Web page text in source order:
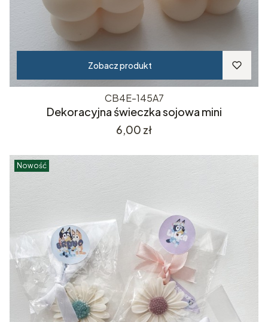
Zobacz produkt
CB4E-145A7
Dekoracyjna świeczka sojowa mini
Cena
6,00 zł
Nowość